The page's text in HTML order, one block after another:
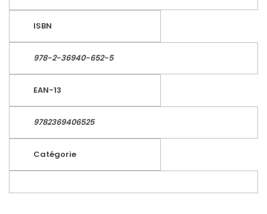
ISBN
978-2-36940-652-5
EAN-13
9782369406525
Catégorie